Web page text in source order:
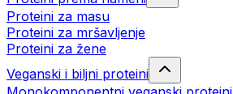
Proteini za masu
Proteini za mršavljenje
Proteini za žene
Veganski i biljni proteini